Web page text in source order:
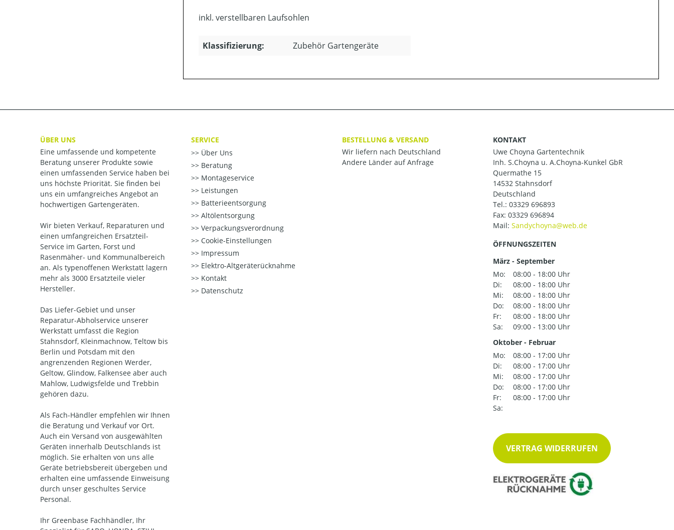
inkl. verstellbaren Laufsohlen
Klassifizierung: Zubehör Gartengeräte
ÜBER UNS
Eine umfassende und kompetente
Beratung unserer Produkte sowie
einen umfassenden Service haben bei
uns höchste Priorität. Sie finden bei
uns ein umfangreiches Angebot an
hochwertigen Gartengeräten.
Wir bieten Verkauf, Reparaturen und
einen umfangreichen Ersatzteil-
Service im Garten, Forst und
Rasenmäher- und Kommunalbereich
an. Als typenoffenen Werkstatt lagern
mehr als 3000 Ersatzteile vieler
Hersteller.
Das Liefer-Gebiet und unser
Reparatur-Abholservice unserer
Werkstatt umfasst die Region
Stahnsdorf, Kleinmachnow, Teltow bis
Berlin und Potsdam mit den
angrenzenden Regionen Werder,
Geltow, Glindow, Falkensee aber auch
Mahlow, Ludwigsfelde und Trebbin
gehören dazu.
Als Fach-Händler empfehlen wir Ihnen
die Beratung und Verkauf vor Ort.
Auch ein Versand von ausgewählten
Geräten innerhalb Deutschlands ist
möglich. Sie erhalten von uns alle
Geräte betriebsbereit übergeben und
erhalten eine umfassende Einweisung
durch unser geschultes Service
Personal.
Ihr Greenbase Fachhändler, Ihr
SERVICE
Über Uns
Beratung
Montageservice
Leistungen
Batterieentsorgung
Altölentsorgung
Verpackungsverordnung
Cookie-Einstellungen
Impressum
Elektro-Altgeräterücknahme
Kontakt
Datenschutz
BESTELLUNG & VERSAND
Wir liefern nach Deutschland
Andere Länder auf Anfrage
KONTAKT
Uwe Choyna Gartentechnik
Inh. S.Choyna u. A.Choyna-Kunkel GbR
Quermathe 15
14532 Stahnsdorf
Deutschland
Tel.: 03329 696893
Fax: 03329 696894
Mail:
ÖFFNUNGSZEITEN
März - September
Mo:
08:00 - 18:00 Uhr
Di:
08:00 - 18:00 Uhr
Mi:
08:00 - 18:00 Uhr
Do:
08:00 - 18:00 Uhr
Fr:
08:00 - 18:00 Uhr
Sa:
09:00 - 13:00 Uhr
Oktober - Februar
Mo:
08:00 - 17:00 Uhr
Di:
08:00 - 17:00 Uhr
Mi:
08:00 - 17:00 Uhr
Do:
08:00 - 17:00 Uhr
Fr:
08:00 - 17:00 Uhr
Sa:
VERTRAG WIDERRUFEN